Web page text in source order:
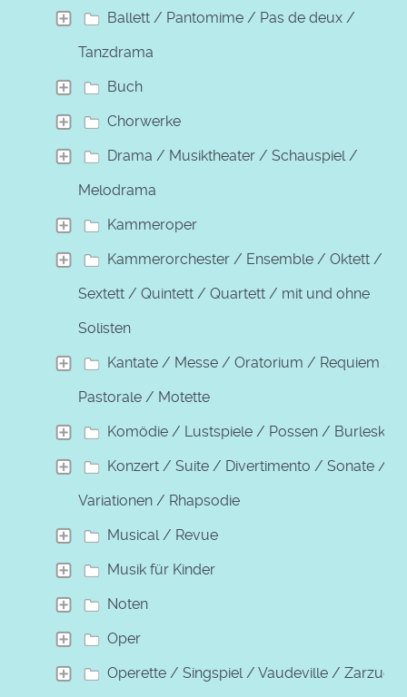
Ballett / Pantomime / Pas de deux /
Tanzdrama
Buch
Chorwerke
Drama / Musiktheater / Schauspiel /
Melodrama
Kammeroper
Kammerorchester / Ensemble / Oktett /
Sextett / Quintett / Quartett / mit und ohne
Solisten
Kantate / Messe / Oratorium / Requiem /
Pastorale / Motette
Komödie / Lustspiele / Possen / Burleske
Konzert / Suite / Divertimento / Sonate /
Variationen / Rhapsodie
Musical / Revue
Musik für Kinder
Noten
Oper
Operette / Singspiel / Vaudeville / Zarzuela